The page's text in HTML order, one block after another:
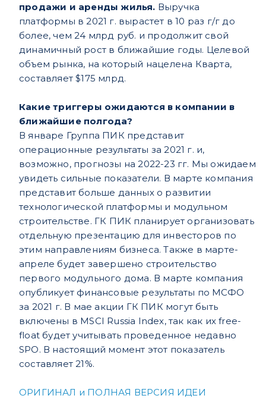
продажи и аренды жилья. Выручка
платформы в 2021 г. вырастет в 10 раз г/г до
более, чем 24 млрд руб. и продолжит свой
динамичный рост в ближайшие годы. Целевой
объем рынка, на который нацелена Кварта,
составляет $175 млрд.
Какие триггеры ожидаются в компании в
ближайшие полгода?
В январе Группа ПИК представит
операционные результаты за 2021 г. и,
возможно, прогнозы на 2022-23 гг. Мы ожидаем
увидеть сильные показатели. В марте компания
представит больше данных о развитии
технологической платформы и модульном
строительстве. ГК ПИК планирует организовать
отдельную презентацию для инвесторов по
этим направлениям бизнеса. Также в марте-
апреле будет завершено строительство
первого модульного дома. В марте компания
опубликует финансовые результаты по МСФО
за 2021 г. В мае акции ГК ПИК могут быть
включены в MSCI Russia Index, так как их free-
float будет учитывать проведенное недавно
SPO. В настоящий момент этот показатель
составляет 21%.
ОРИГИНАЛ и ПОЛНАЯ ВЕРСИЯ ИДЕИ